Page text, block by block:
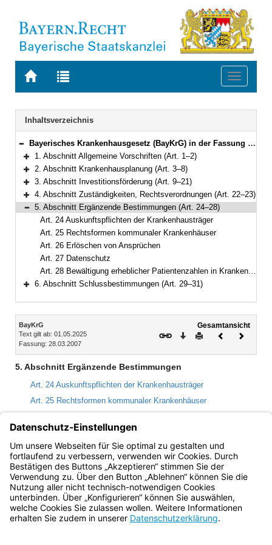
Zur
BAYERN.RECHT
Zur
letzten
Suche
Toggle
Navigation
Inhaltsverzeichnis
Bereich reduzieren
Bayerisches Krankenhausgesetz (BayKrG) in der Fassung der Bekanntmachung vom 28. März 2007 (GVBl. S. 288) BayRS 2126-8-G (Art. 1–31)
Bereich erweitern
1. Abschnitt Allgemeine Vorschriften (Art. 1–2)
Bereich erweitern
2. Abschnitt Krankenhausplanung (Art. 3–8)
Bereich erweitern
3. Abschnitt Investitionsförderung (Art. 9–21)
Bereich erweitern
4. Abschnitt Zuständigkeiten, Rechtsverordnungen (Art. 22–23)
Bereich reduzieren
5. Abschnitt Ergänzende Bestimmungen (Art. 24–28)
Art. 24 Auskunftspflichten der Krankenhausträger
Art. 25 Rechtsformen kommunaler Krankenhäuser
Art. 26 Erlöschen von Ansprüchen
Art. 27 Datenschutz
Art. 28 Bewältigung erheblicher Patientenzahlen in Krankenhäusern
6. Abschnitt Schlussbestimmungen (Art. 29–31)
Inhalt
BayKrG
Text gilt ab: 01.05.2025
Fassung: 28.03.2007
Gesamtansicht
Download
DruckenVorheriges
5. Abschnitt Ergänzende Bestimmungen
Art. 24 Auskunftspflichten der Krankenhausträger
Art. 25 Rechtsformen kommunaler Krankenhäuser
Art. 27 Datenschutz
Art. 28 Bewältigung erheblicher Patientenzahlen in
Krankenhäusern
Bayern.de
BayernPortal